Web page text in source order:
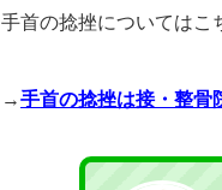
手首の捻挫についてはこ
→手首の捻挫は接・整